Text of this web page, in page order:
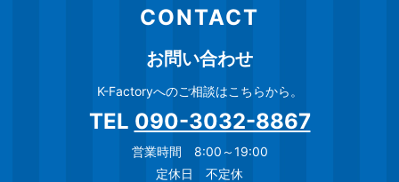
CONTACT
お問い合わせ
K-Factoryへのご相談はこちらから。
TEL 090-3032-8867
営業時間 8:00～19:00
定休日 不定休